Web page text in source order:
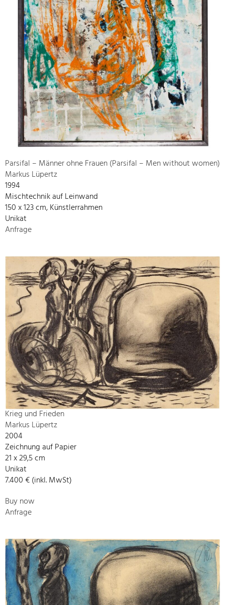
Parsifal – Männer ohne Frauen (Parsifal – Men without women)
Markus Lüpertz
1994
Mischtechnik auf Leinwand
150 x 123 cm, Künstlerrahmen
Unikat
Anfrage
Krieg und Frieden
Markus Lüpertz
2004
Zeichnung auf Papier
21 x 29,5 cm
Unikat
7.400 € (inkl. MwSt)
Buy now
Anfrage